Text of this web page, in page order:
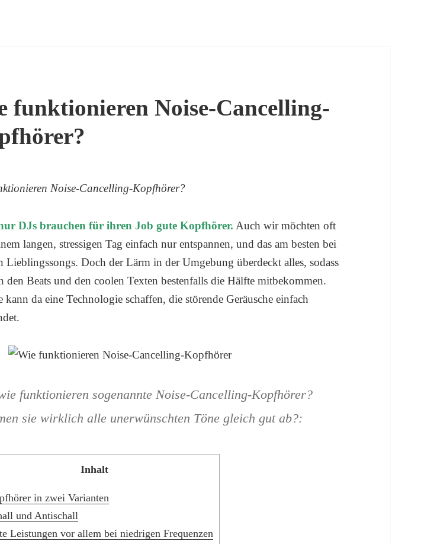
funktionieren Noise-Cancelling-
Noise-Cancelling-Kopfhörer?
DJs brauchen für ihren Job gute Kopfhörer. Auch wir möchten oft
langen, stressigen Tag einfach nur entspannen, und das am besten bei
Lieblingssongs. Doch der Lärm in der Umgebung überdeckt alles, sodass
den Beats und den coolen Texten bestenfalls die Hälfte mitbekommen.
kann da eine Technologie schaffen, die störende Geräusche einfach
funktionieren sogenannte Noise-Cancelling-Kopfhörer?
sie wirklich alle unerwünschten Töne gleich gut ab?:
Inhalt
in zwei Varianten
und Antischall
Leistungen vor allem bei niedrigen Frequenzen